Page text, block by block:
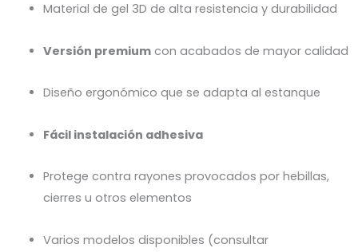
Material de gel 3D de alta resistencia y durabilidad
Versión premiumcon acabados de mayor calidad
Diseño ergonómico que se adapta al estanque
Fácil instalación adhesiva
Protege contra rayones provocados por hebillas,
cierres u otros elementos
Varios modelos disponibles (consultar